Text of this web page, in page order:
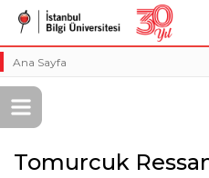
Ana Sayfa
Tomurcuk